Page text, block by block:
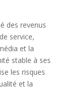
des revenus
service,
et la
stable à ses
les risques
et la